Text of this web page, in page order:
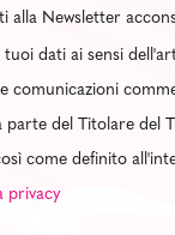
alla Newsletter
dati ai sensi
comunicazioni
parte del Titolare del
come definito
privacy